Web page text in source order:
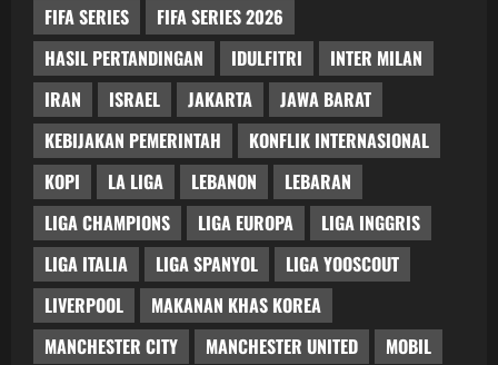
FIFA SERIES
FIFA SERIES 2026
HASIL PERTANDINGAN
IDULFITRI
INTER MILAN
IRAN
ISRAEL JAKARTA
JAWA BARAT
KEBIJAKAN PEMERINTAH
KONFLIK INTERNASIONAL
KOPI
LA LIGA LEBANON
LEBARAN
LIGA CHAMPIONS
LIGA EUROPA
LIGA INGGRIS
LIGA ITALIA
LIGA SPANYOL
LIGA YOOSCOUT
LIVERPOOL
MAKANAN KHAS KOREA
MANCHESTER CITY
MANCHESTER UNITED
MOBIL